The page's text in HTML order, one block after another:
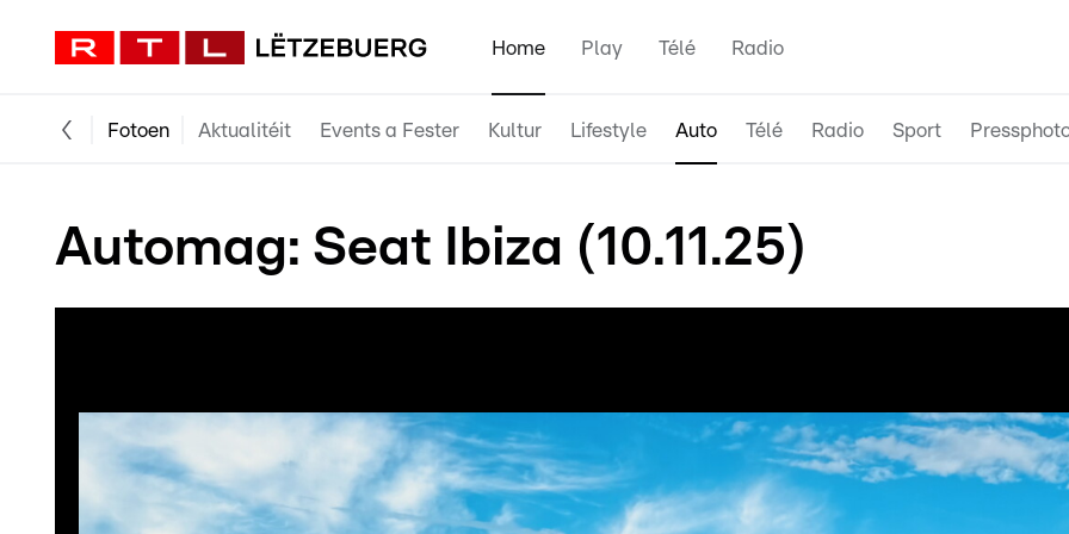
Home Play Télé Radio
Fotoen Aktualitéit Events a Fester Kultur Lifestyle Auto Télé Radio Sport
Automag: Seat Ibiza (10.11.25)